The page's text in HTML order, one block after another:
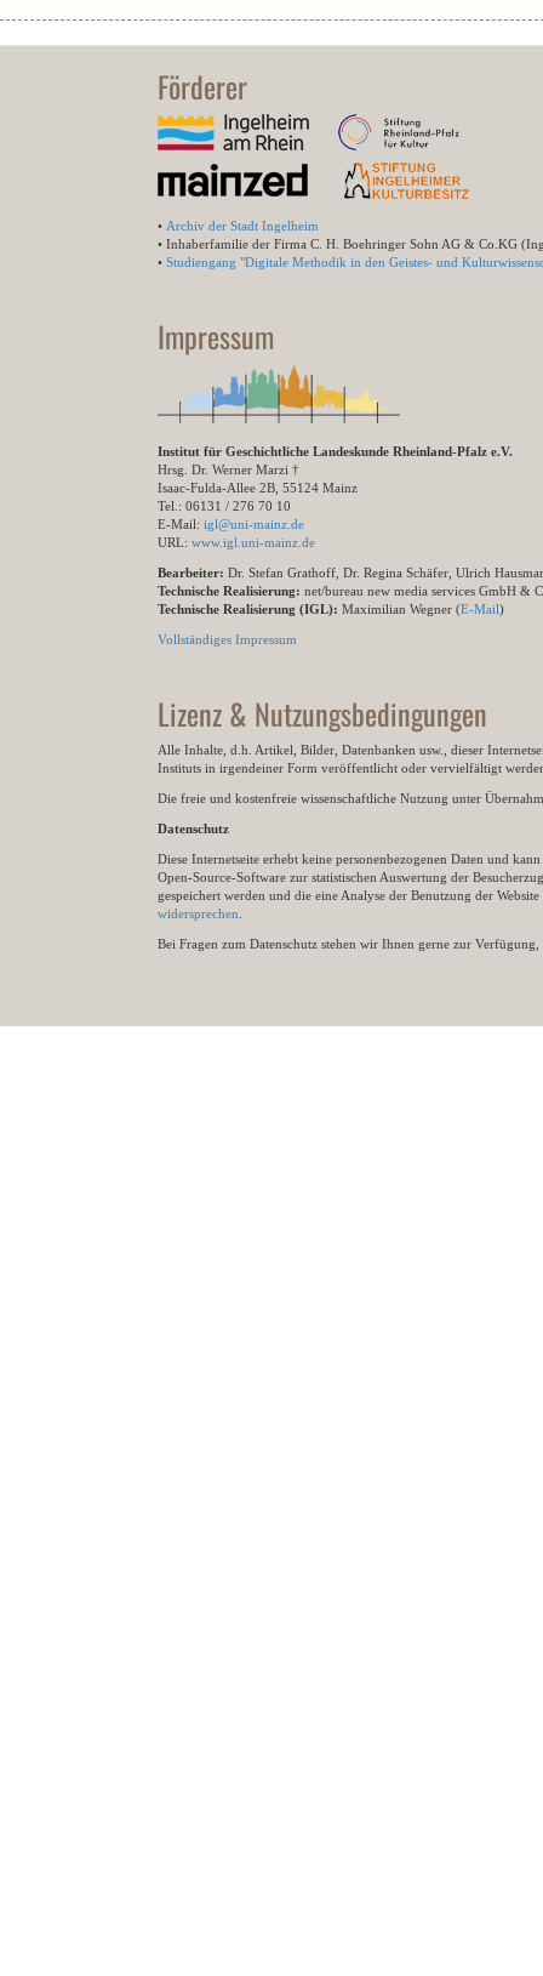
Förderer
• Archiv der Stadt Ingelheim
• Inhaberfamilie der Firma C. H. Boehringer Sohn AG & Co.KG
• Studiengang "Digitale Methodik in den Geistes- und
Impressum
Institut für Geschichtliche Landeskunde Rheinland-Pfalz e.V.
Hrsg. Dr. Werner Marzi †
Isaac-Fulda-Allee 2B, 55124 Mainz
Tel.: 06131 / 276 70 10
E-Mail: igl@uni-mainz.de
URL: www.igl.uni-mainz.de
Bearbeiter: Dr. Stefan Grathoff, Dr. Regina Schäfer, Ulrich
Technische Realisierung: net/bureau new media services GmbH &
Technische Realisierung (IGL): Maximilian Wegner (E-Mail)
Vollständiges Impressum
Lizenz & Nutzungsbedingungen
Alle Inhalte, d.h. Artikel, Bilder, Datenbanken usw., dieser
Instituts in irgendeiner Form veröffentlicht oder vervielfältigt
Die freie und kostenfreie wissenschaftliche Nutzung unter
Datenschutz
Diese Internetseite erhebt keine personenbezogenen Daten und
Open-Source-Software zur statistischen Auswertung der
gespeichert werden und die eine Analyse der Benutzung der
widersprechen
Bei Fragen zum Datenschutz stehen wir Ihnen gerne zur